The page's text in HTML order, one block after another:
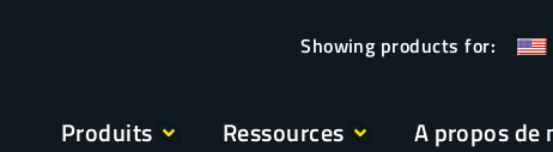
Produits Ressources A propos de